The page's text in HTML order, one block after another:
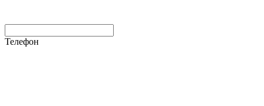
Телефон